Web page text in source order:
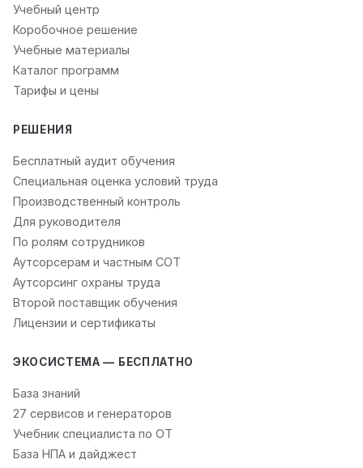
Учебный центр
Коробочное решение
Учебные материалы
Каталог программ
Тарифы и цены
РЕШЕНИЯ
Бесплатный аудит обучения
Специальная оценка условий труда
Производственный контроль
Для руководителя
По ролям сотрудников
Аутсорсерам и частным СОТ
Аутсорсинг охраны труда
Второй поставщик обучения
Лицензии и сертификаты
ЭКОСИСТЕМА — БЕСПЛАТНО
База знаний
27 сервисов и генераторов
Учебник специалиста по ОТ
База НПА и дайджест